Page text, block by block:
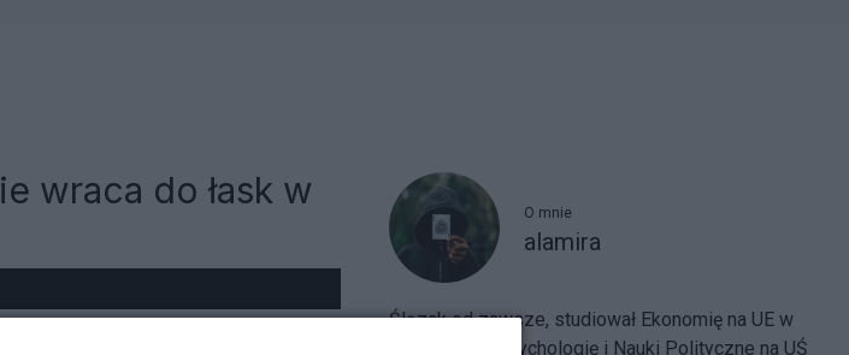
wraca do łask w
O mnie
alamira
Ślązak od zawsze, studiował Ekonomię na UE w
Katowicach, Psychologię i Nauki Polityczne na UŚ